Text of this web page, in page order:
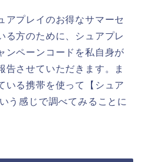
アプレイのお得なサマーセ
る方のために、シュアプレ
ンペーンコードを私自身が
告させていただきます。ま
いる携帯を使って【シュア
う感じで調べてみることに